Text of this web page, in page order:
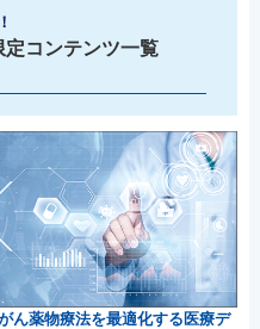
コンテンツ一覧
ん薬物療法を最適化する医療デ